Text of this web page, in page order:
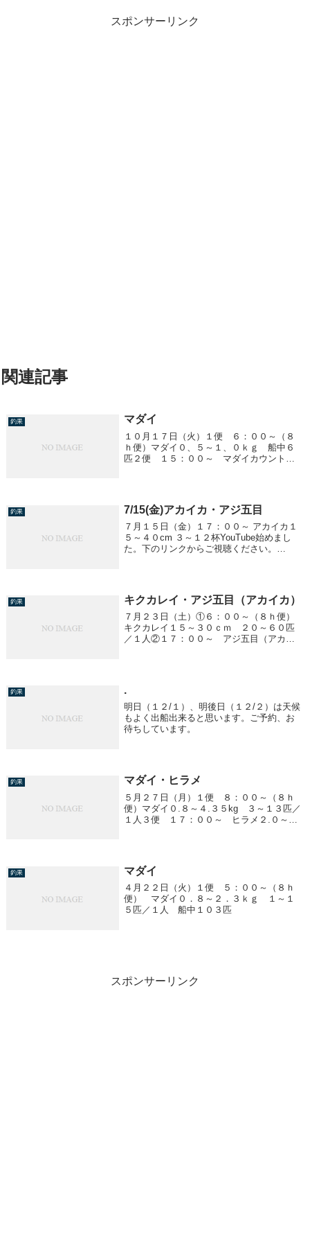
スポンサーリンク
関連記事
釣果 マダイ
１０月１７日（火）１便 ６：００～（８
ｈ便）マダイ０、５～１、０ｋｇ 船中６
匹２便 １５：００～ マダイカウント出
釣果 7/15(金)アカイカ・アジ五目
７月１５日（金）１７：００～ アカイカ１
５～４０cm ３～１２杯YouTube始めまし
た。下のリンクからご視聴ください。
釣果 キクカレイ・アジ五目（アカイカ）
７月２３日（土）①６：００～（８ｈ便）
キクカレイ１５～３０ｃｍ ２０～６０匹
／１人②１７：００～ アジ五目（アカイ
釣果 .
明日（１２/１）、明後日（１２/２）は天候
もよく出船出来ると思います。ご予約、お
待ちしています。
釣果 マダイ・ヒラメ
５月２７日（月）１便 ８：００～（８ｈ
便）マダイ０.８～４.３５kg ３～１３匹／
１人３便 １７：００～ ヒラメ２.０～５.
釣果 マダイ
４月２２日（火）１便 ５：００～（８ｈ
便） マダイ０．８～２．３ｋｇ １～１
５匹／１人 船中１０３匹
スポンサーリンク